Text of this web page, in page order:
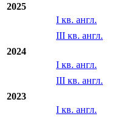
2025
I кв. англ.
III кв. англ.
2024
I кв. англ.
III кв. англ.
2023
I кв. англ.